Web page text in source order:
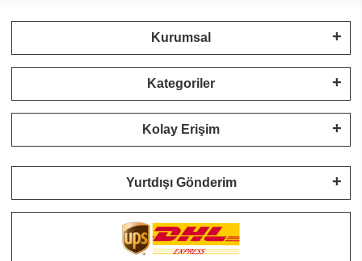
Kurumsal
Kategoriler
Kolay Erişim
Yurtdışı Gönderim